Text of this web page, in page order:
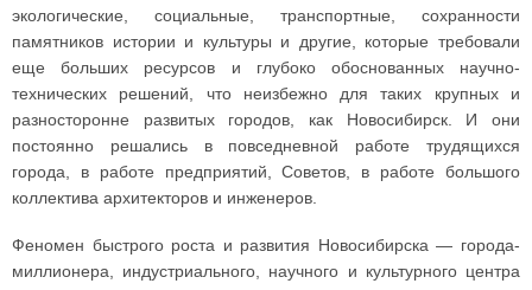
экологические, социальные, транспортные, сохранности
памятников истории и культуры и другие, которые требовали
еще больших ресурсов и глубоко обоснованных научно-
технических решений, что неизбежно для таких крупных и
разносторонне развитых городов, как Новосибирск. И они
постоянно решались в повседневной работе трудящихся
города, в работе предприятий, Советов, в работе большого
коллектива архитекторов и инженеров.
Феномен быстрого роста и развития Новосибирска — города-
миллионера, индустриального, научного и культурного центра